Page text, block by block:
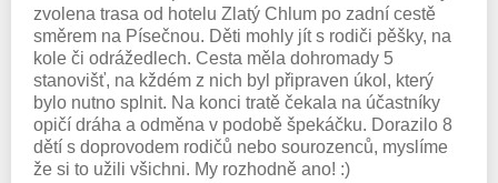
zvolena trasa od hotelu Zlatý Chlum po zadní cestě
směrem na Písečnou. Děti mohly jít s rodiči pěšky, na
kole či odrážedlech. Cesta měla dohromady 5
stanovišť, na kždém z nich byl připraven úkol, který
bylo nutno splnit. Na konci tratě čekala na účastníky
opičí dráha a odměna v podobě špekáčku. Dorazilo 8
dětí s doprovodem rodičů nebo sourozenců, myslíme
že si to užili všichni. My rozhodně ano! :)